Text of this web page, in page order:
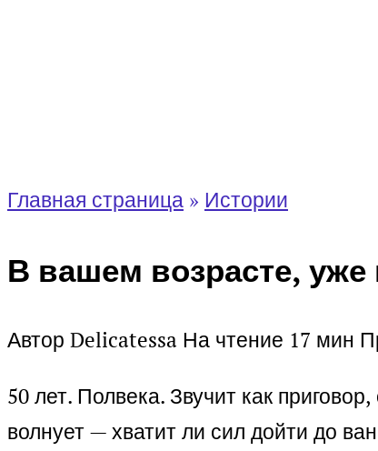
Главная страница » Истории
В вашем возрасте,
Автор Delicatessa На чтение 17 мин
50 лет. Полвека. Звучит как
волнует — хватит ли сил дойти до